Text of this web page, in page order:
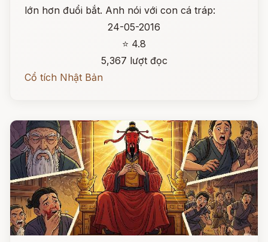
lớn hơn đuổi bắt. Anh nói với con cá tráp:
24-05-2016
⭐ 4.8
5,367 lượt đọc
Cổ tích Nhật Bản